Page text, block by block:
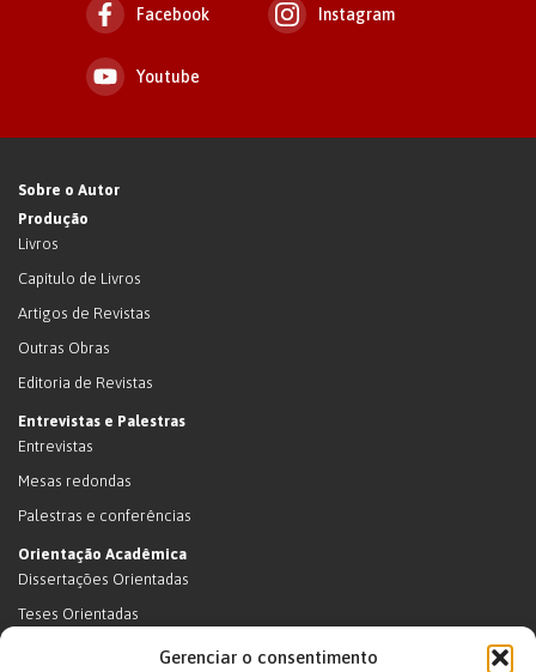
Gerenciar o consentimento
Facebook Instagram
Youtube
Sobre o Autor
Produção
Livros
Capítulo de Livros
Artigos de Revistas
Outras Obras
Editoria de Revistas
Entrevistas e Palestras
Entrevistas
Mesas redondas
Palestras e conferências
Orientação Acadêmica
Dissertações Orientadas
Teses Orientadas
Livros (dissertações e teses)